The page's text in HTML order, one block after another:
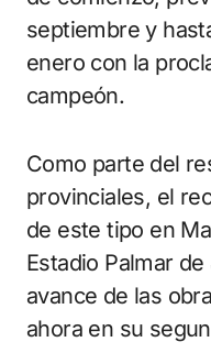
septiembre y
enero con la
campeón.
Como parte del
provinciales, el
de este tipo en
Estadio Palmar
avance de las
ahora en su